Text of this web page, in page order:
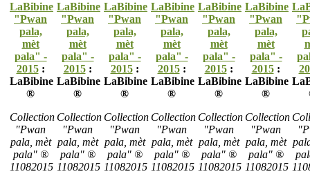
LaBibine
"Pwan
pala,
mèt
pala" -
2015:
LaBibine
®
Collection
"Pwan
pala, mèt
pala" ®
11082015
LaBibine
"Pwan
pala,
mèt
pala" -
2015:
LaBibine
®
Collection
"Pwan
pala, mèt
pala" ®
11082015
LaBibine
"Pwan
pala,
mèt
pala" -
2015:
LaBibine
®
Collection
"Pwan
pala, mèt
pala" ®
11082015
LaBibine
"Pwan
pala,
mèt
pala" -
2015:
LaBibine
®
Collection
"Pwan
pala, mèt
pala" ®
11082015
LaBibine
"Pwan
pala,
mèt
pala" -
2015:
LaBibine
®
Collection
"Pwan
pala, mèt
pala" ®
11082015
LaBibine
"Pwan
pala,
mèt
pala" -
2015:
LaBibine
®
Collection
"Pwan
pala, mèt
pala" ®
11082015